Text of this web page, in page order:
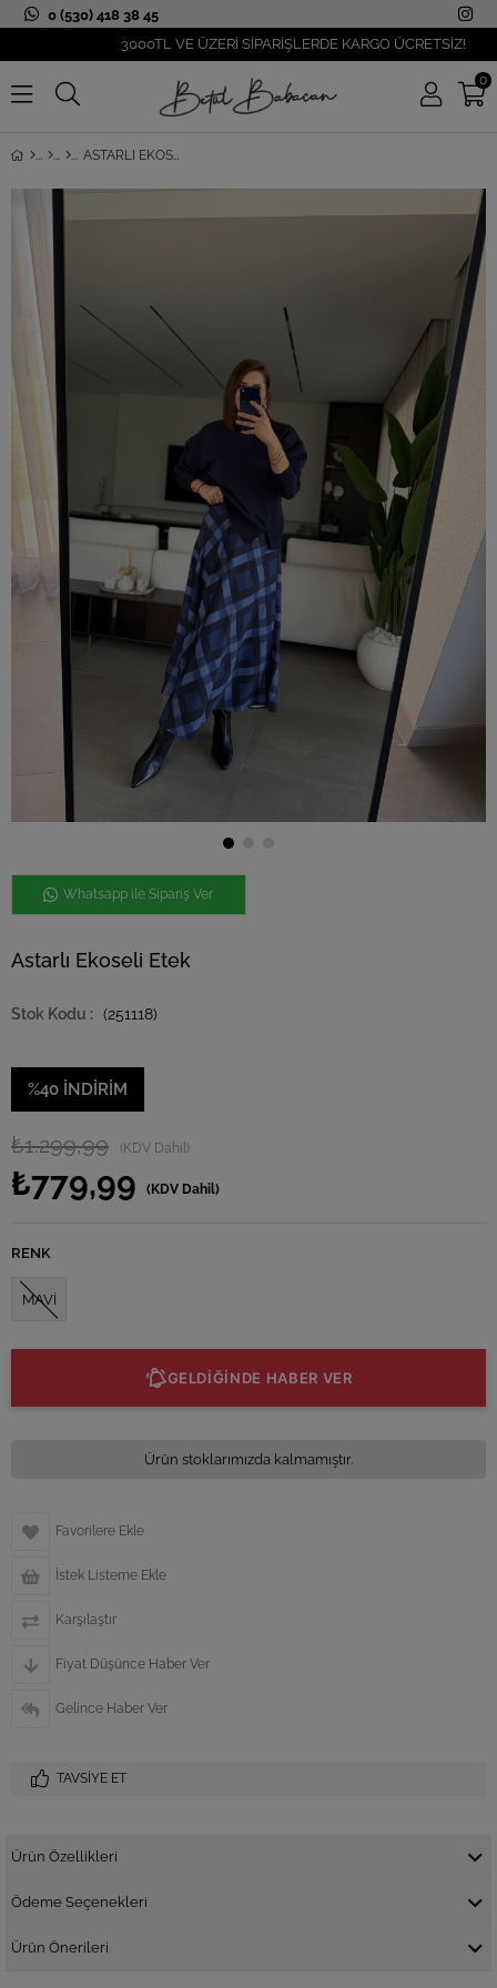
0 (530) 418 38 45
3000TL VE ÜZERİ SİPARİŞLERDE KARGO ÜCRETSİZ!
0
ASTARLI EKOSELI ETEK
Whatsapp ile Sipariş Ver
Astarlı Ekoseli Etek
(251118)
%40 İNDIRIM
₺1.299,99 (KDV Dahil)
₺779,99 (KDV Dahil)
RENK
MAVİ
GELDİĞİNDE HABER VER
Ürün stoklarımızda kalmamıştır.
Favorilere Ekle
İstek Listeme Ekle
Karşılaştır
Fiyat Düşünce Haber Ver
Gelince Haber Ver
TAVSIYE ET
Ürün Özellikleri
Ödeme Seçenekleri
Ürün Önerileri